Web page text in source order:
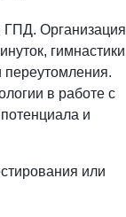
ГПД. Организация
гимнастики
переутомления.
в работе с
и
или